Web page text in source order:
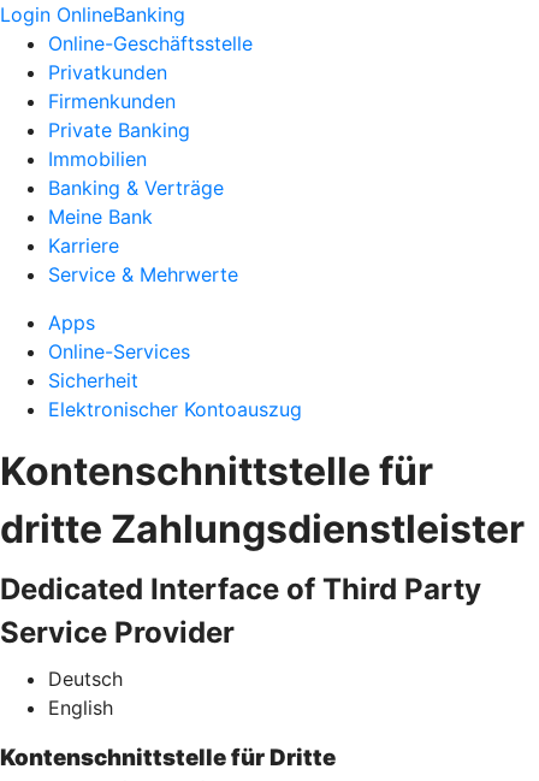
Login OnlineBanking
Online-Geschäftsstelle
Privatkunden
Firmenkunden
Private Banking
Immobilien
Banking & Verträge
Meine Bank
Karriere
Service & Mehrwerte
Apps
Online-Services
Sicherheit
Elektronischer Kontoauszug
Kontenschnittstelle für
dritte Zahlungsdienstleister
Dedicated Interface of Third Party
Service Provider
Deutsch
English
Kontenschnittstelle für Dritte